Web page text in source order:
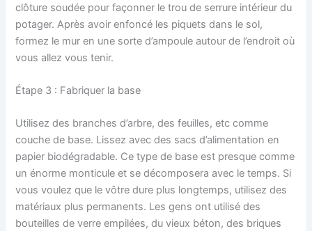
clôture soudée pour façonner le trou de serrure intérieur du
potager. Après avoir enfoncé les piquets dans le sol,
formez le mur en une sorte d’ampoule autour de l’endroit où
vous allez vous tenir.
Étape 3 : Fabriquer la base
Utilisez des branches d’arbre, des feuilles, etc comme
couche de base. Lissez avec des sacs d’alimentation en
papier biodégradable. Ce type de base est presque comme
un énorme monticule et se décomposera avec le temps. Si
vous voulez que le vôtre dure plus longtemps, utilisez des
matériaux plus permanents. Les gens ont utilisé des
bouteilles de verre empilées, du vieux béton, des briques